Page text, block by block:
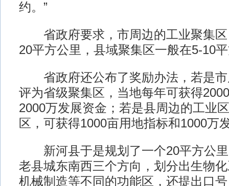
约。”
省政府要求，市周边的工业聚集区
20平方公里，县域聚集区一般在5-10
省政府还公布了奖励办法，若是市
评为省级聚集区，当地每年可获得
2000万发展资金；若是县周边的工业
区，可获得1000亩用地指标和1000万
新河县于是规划了一个20平方公里
老县城东南西三个方向，划分出生物
机械制造等不同的功能区，还提出口